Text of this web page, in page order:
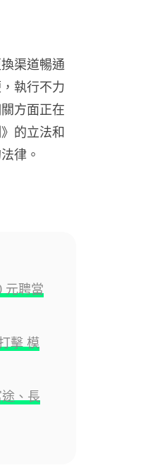
渠道暢通
執行不力
方面正在
的立法和
律。
元聘當
擊 模
、長